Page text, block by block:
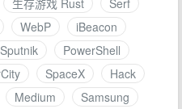
生存游戏 Rust
Serf
WebP
iBeacon
Sputnik
PowerShell
SpaceX
Hack
Medium
Samsung